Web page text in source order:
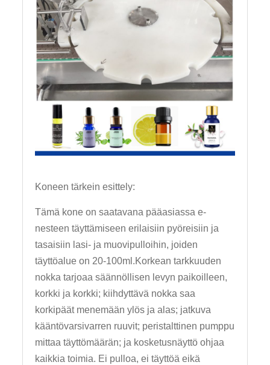
Koneen tärkein esittely:
Tämä kone on saatavana pääasiassa e-
nesteen täyttämiseen erilaisiin pyöreisiin ja
tasaisiin lasi- ja muovipulloihin, joiden
täyttöalue on 20-100ml.Korkean tarkkuuden
nokka tarjoaa säännöllisen levyn paikoilleen,
korkki ja korkki; kiihdyttävä nokka saa
korkipäät menemään ylös ja alas; jatkuva
kääntövarsivarren ruuvit; peristalttinen pumppu
mittaa täyttömäärän; ja kosketusnäyttö ohjaa
kaikkia toimia. Ei pulloa, ei täyttöä eikä